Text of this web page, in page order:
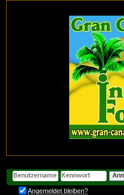
Angemeldet bleiben?